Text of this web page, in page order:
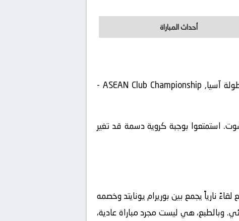
أحداث المباراة
يلتقى اليوم 2026-05-27 نادى بوريرام يونايتد مع نادى سيلانغور أف.سي. تقام المباراة في إطار بطولة آسيا, ASEAN Club Championship -
استمتعوا بوجبة كروية دسمة قد تغير
نارياً يجمع بينبوريرام يونايتدوخصمه
. وبالطبع، هي ليست مجرد مباراة عادية،